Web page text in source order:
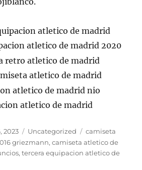
2023 Categorías
Uncategorized Etiquetas
camiseta
griezmann,camiseta atletico de
,tercera equipacion atletico de